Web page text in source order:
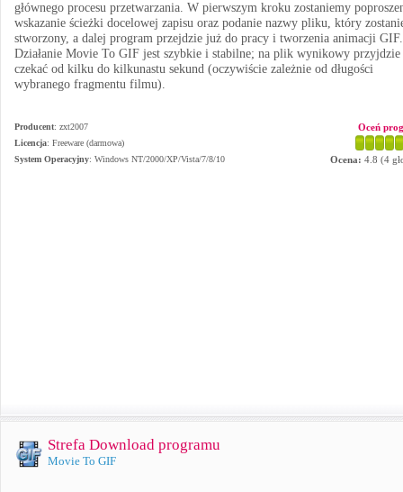
głównego procesu przetwarzania. W pierwszym kroku zostaniemy
wskazanie ścieżki docelowej zapisu oraz podanie nazwy pliku, który
stworzony, a dalej program przejdzie już do pracy i tworzenia animacji GIF.
Działanie Movie To GIF jest szybkie i stabilne; na plik wynikowy przyjdzie
czekać od kilku do kilkunastu sekund (oczywiście zależnie od długości
wybranego fragmentu filmu).
Producent: zxt2007
Licencja: Freeware (darmowa)
System Operacyjny: Windows NT/2000/XP/Vista/7/8/10
Oceń
Ocena: 4.8 (4
Strefa Download programu
Movie To GIF